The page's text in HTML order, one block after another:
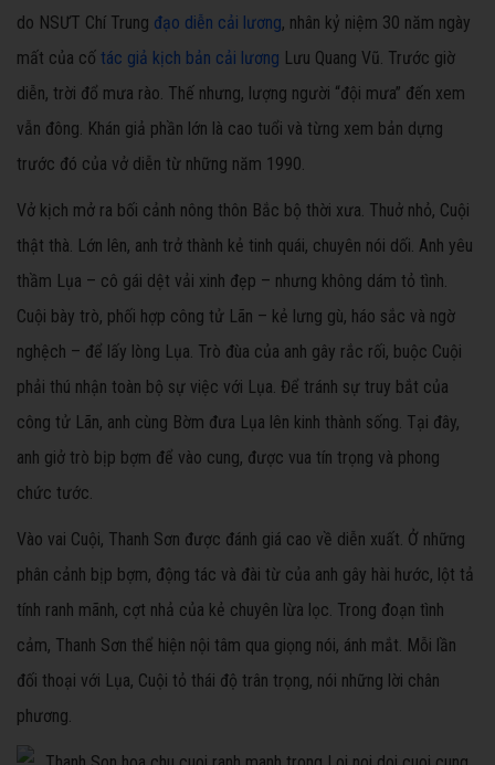
do NSƯT Chí Trung đạo diễn cải lương, nhân kỷ niệm 30 năm ngày
mất của cố tác giả kịch bản cải lương Lưu Quang Vũ. Trước giờ
diễn, trời đổ mưa rào. Thế nhưng, lượng người “đội mưa” đến xem
vẫn đông. Khán giả phần lớn là cao tuổi và từng xem bản dựng
trước đó của vở diễn từ những năm 1990.
Vở kịch mở ra bối cảnh nông thôn Bắc bộ thời xưa. Thuở nhỏ, Cuội
thật thà. Lớn lên, anh trở thành kẻ tinh quái, chuyên nói dối. Anh yêu
thầm Lụa – cô gái dệt vải xinh đẹp – nhưng không dám tỏ tình.
Cuội bày trò, phối hợp công tử Lãn – kẻ lưng gù, háo sắc và ngờ
nghệch – để lấy lòng Lụa. Trò đùa của anh gây rắc rối, buộc Cuội
phải thú nhận toàn bộ sự việc với Lụa. Để tránh sự truy bắt của
công tử Lãn, anh cùng Bờm đưa Lụa lên kinh thành sống. Tại đây,
anh giở trò bịp bợm để vào cung, được vua tín trọng và phong
chức tước.
Vào vai Cuội, Thanh Sơn được đánh giá cao về diễn xuất. Ở những
phân cảnh bịp bợm, động tác và đài từ của anh gây hài hước, lột tả
tính ranh mãnh, cợt nhả của kẻ chuyên lừa lọc. Trong đoạn tình
cảm, Thanh Sơn thể hiện nội tâm qua giọng nói, ánh mắt. Mỗi lần
đối thoại với Lụa, Cuội tỏ thái độ trân trọng, nói những lời chân
phương.